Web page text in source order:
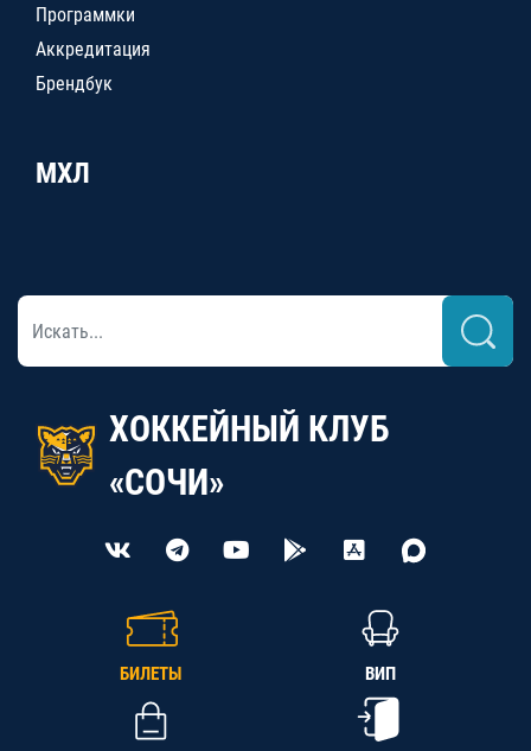
Программки
Аккредитация
Брендбук
МХЛ
ХОККЕЙНЫЙ КЛУБ
«СОЧИ»
БИЛЕТЫ ВИП